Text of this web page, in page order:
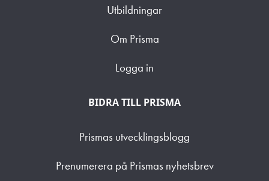
Utbildningar
Om Prisma
Logga in
BIDRA TILL PRISMA
Prismas utvecklingsblogg
Prenumerera på Prismas nyhetsbrev